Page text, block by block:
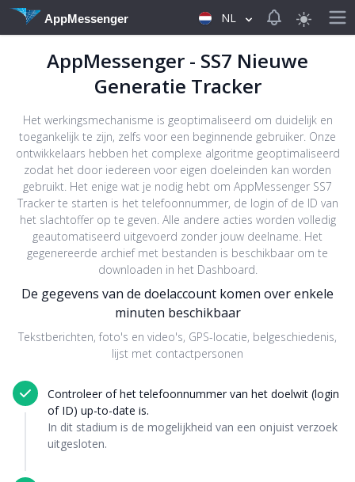
AppMessenger NL View
AppMessenger - SS7 Nieuwe
Generatie Tracker
Het werkingsmechanisme is geoptimaliseerd om duidelijk en
toegankelijk te zijn, zelfs voor een beginnende gebruiker. Onze
ontwikkelaars hebben het complexe algoritme geoptimaliseerd
zodat het door iedereen voor eigen doeleinden kan worden
gebruikt. Het enige wat je nodig hebt om AppMessenger SS7
Tracker te starten is het telefoonnummer, de login of de ID van
het slachtoffer op te geven. Alle andere acties worden volledig
geautomatiseerd uitgevoerd zonder jouw deelname. Het
gegenereerde archief met bestanden is beschikbaar om te
downloaden in het Dashboard.
De gegevens van de doelaccount komen over enkele
minuten beschikbaar
Tekstberichten, foto's en video's, GPS-locatie, belgeschiedenis,
lijst met contactpersonen
Controleer of het telefoonnummer van het doelwit (login
of ID) up-to-date is.
In dit stadium is de mogelijkheid van een onjuist verzoek
uitgesloten.